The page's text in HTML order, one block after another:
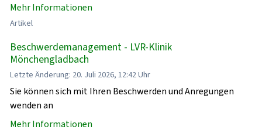
Mehr Informationen
Artikel
Beschwerdemanagement - LVR-Klinik
Mönchengladbach
Letzte Änderung: 20. Juli 2026, 12:42 Uhr
Sie können sich mit Ihren Beschwerden und Anregungen
wenden an
Mehr Informationen